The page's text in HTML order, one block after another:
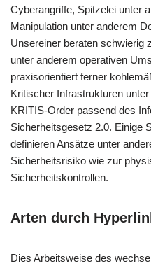
Cyberangriffe, Spitzelei unter
Manipulation unter anderem
Unsereiner beraten schwierig
unter anderem operativen
praxisorientiert ferner
Kritischer Infrastrukturen
KRITIS-Order passend des
Sicherheitsgesetz 2.0. Einige
definieren Ansätze unter
Sicherheitsrisiko wie zur
Sicherheitskontrollen.
Arten durch
Dies Arbeitsweise des